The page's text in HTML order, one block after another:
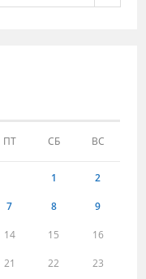
ПТ СБ ВС
1 2
7 8 9
14 15 16
21 22 23